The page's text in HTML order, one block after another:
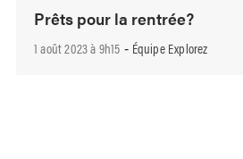
Prêts pour la rentrée?
1 août 2023 à 9h15 - Équipe Explorez